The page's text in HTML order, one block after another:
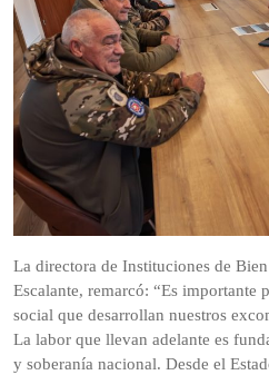
La directora de Instituciones de
Escalante, remarcó: “Es importante
social que desarrollan nuestros
La labor que llevan adelante es
y soberanía nacional. Desde el